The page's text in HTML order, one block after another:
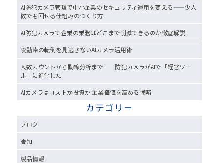
AI防犯カメラ管理で中小企業のセキュリティ運用を変える——少人
数でも回せる仕組みのつくり方
AI防犯カメラで企業の業務はどこまで削減できるのか徹底解説
夜勤帯の転倒を見逃さないAIカメラ活用術
人数カウントから動線分析まで——防犯カメラがAIで「経営ツー
ル」に進化した
AIカメラはコストか投資か 企業価値を高める戦略
カテゴリー
ブログ
告知
製品情報